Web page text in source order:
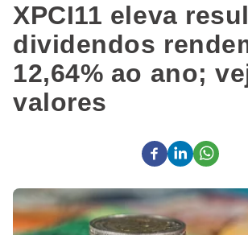
XPCI11 eleva
dividendos
12,64% ao ano;
valores